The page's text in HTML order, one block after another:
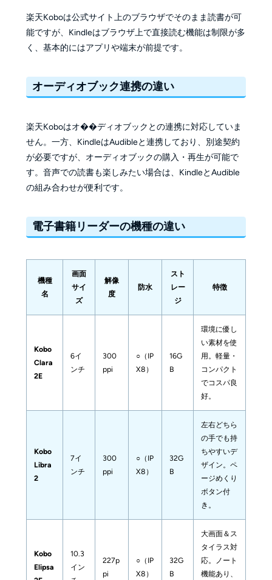
楽天Koboは公式サイト上のブラウザでそのまま読書が可
能ですが、Kindleはブラウザ上で直接読む機能は制限が多
く、基本的にはアプリや端末が前提です。
オーディオブック連携の違い
楽天Koboはオ��ディオブックとの連携に対応していま
せん。一方、KindleはAudibleと連携しており、別途契約
が必要ですが、オーディオブックの購入・再生が可能で
す。音声での読書も楽しみたい場合は、KindleとAudible
の組み合わせが便利です。
電子書籍リーダーの機種の違い
機種
名
画面
サイ
ズ
解像
度
防水
スト
レー
ジ
特徴
Kobo
Clara
2E
6イ
ンチ
300
ppi
○（IP
X8）
16G
B
環境に優し
い素材を使
用。軽量・
コンパクト
でコスパ良
好。
Kobo
Libra
2
7イ
ンチ
300
ppi
○（IP
X8）
32G
B
左右どちら
の手でも持
ちやすいデ
ザイン。ペ
ージめくり
ボタン付
き。
Kobo
Elipsa
10.3
イン
227p
pi
○（IP
X8）
32G
B
大画面＆ス
タイラス対
応。ノート
機能あり、